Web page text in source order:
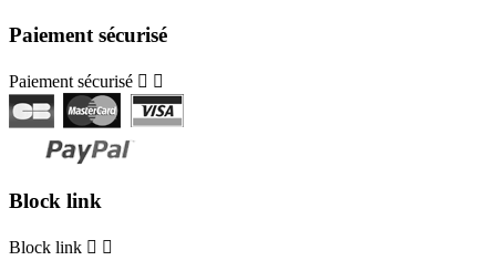
Paiement sécurisé
Paiement sécurisé  
Block link
Block link  